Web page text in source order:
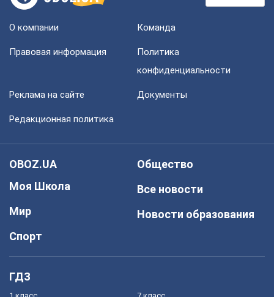
О компании Команда
Правовая информация
Политика
конфиденциальности
Реклама на сайте Документы
Редакционная политика
OBOZ.UA
Моя Школа
Мир
Спорт
Общество
Все новости
Новости образования
ГДЗ